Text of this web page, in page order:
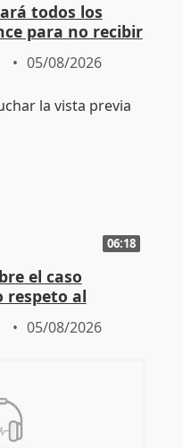
todos los
para no recibir
05/08/2026
06:18
el caso
respeto al
05/08/2026